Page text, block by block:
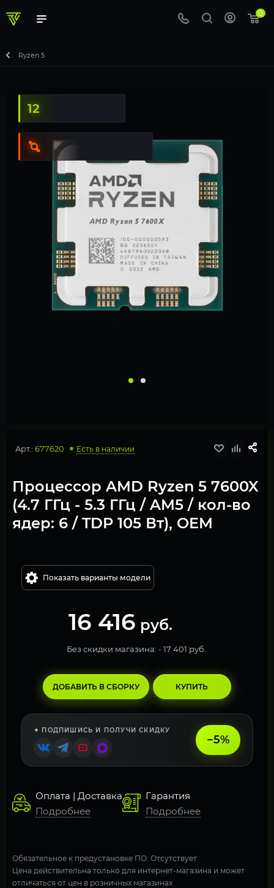
0
Ryzen 5
Арт.: 677620 Есть в наличии
Процессор AMD Ryzen 5 7600X
(4.7 ГГц - 5.3 ГГц / AM5 / кол-во
ядер: 6 / TDP 105 Вт), OEM
Показать варианты модели
16 416 руб.
Без скидки магазина: -17 401 руб.
ДОБАВИТЬ В СБОРКУ КУПИТЬ
✦ ПОДПИШИСЬ И ПОЛУЧИ СКИДКУ
−5%
Оплата | Доставка
Подробнее
Гарантия
Подробнее
Обязательное к предустановке ПО: Отсутствует
Цена действительна только для интернет-магазина и может
отличаться от цен в розничных магазинах